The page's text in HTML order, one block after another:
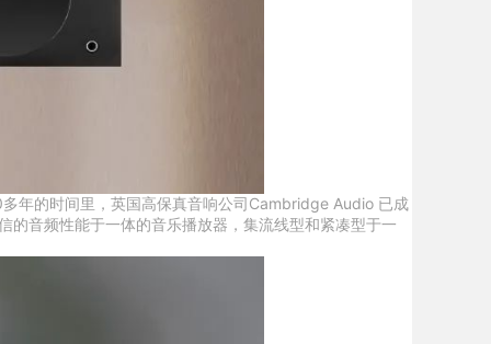
的时间里，英国高保真音响公司Cambridge Audio 已成
的音频性能于一体的音乐播放器，集流线型和紧凑型于一